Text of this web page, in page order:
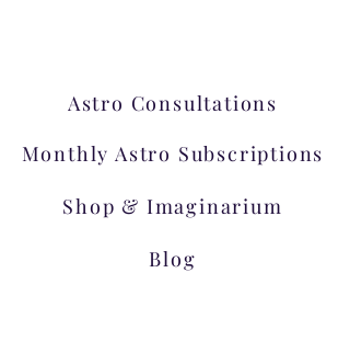
Monthly Astro Subscriptions
Astro Consultations
Shop & Imaginarium
Blog